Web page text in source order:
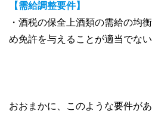
【需給調整要件】
・酒税の保全上酒類の需給の均
め免許を与えることが適当でな
おおまかに、このような要件が